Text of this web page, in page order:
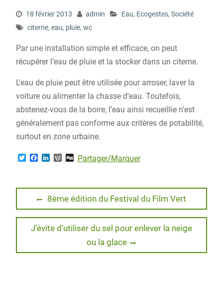
18 février 2013 admin Eau, Ecogestes, Société
citerne, eau, pluie, wc
Par une installation simple et efficace, on peut
récupérer l’eau de pluie et la stocker dans un citerne.
L’eau de pluie peut être utilisée pour arroser, laver la
voiture ou alimenter la chasse d’eau. Toutefois,
abstenez-vous de la boire, l’eau ainsi recueillie n’est
généralement pas conforme aux critères de potabilité,
surtout en zone urbaine.
T
t
F
b
o
L
e
d
W
P
r
DPartager/Marquer
Navigation
de
l’article
Previous
post:
8ème édition du Festival du Film Vert
Next
J’évite d’utiliser du sel pour enlever la neige
ou la glace